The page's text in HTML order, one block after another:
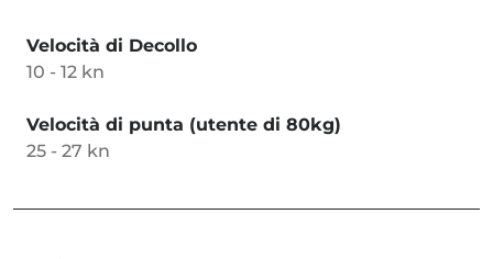
Velocità di Decollo
10 - 12 kn
Velocità di punta (utente di 80kg)
25 - 27 kn